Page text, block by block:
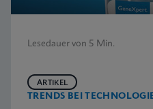
Lesedauer von 5 Min.
TRENDS BEI
ARTIKEL